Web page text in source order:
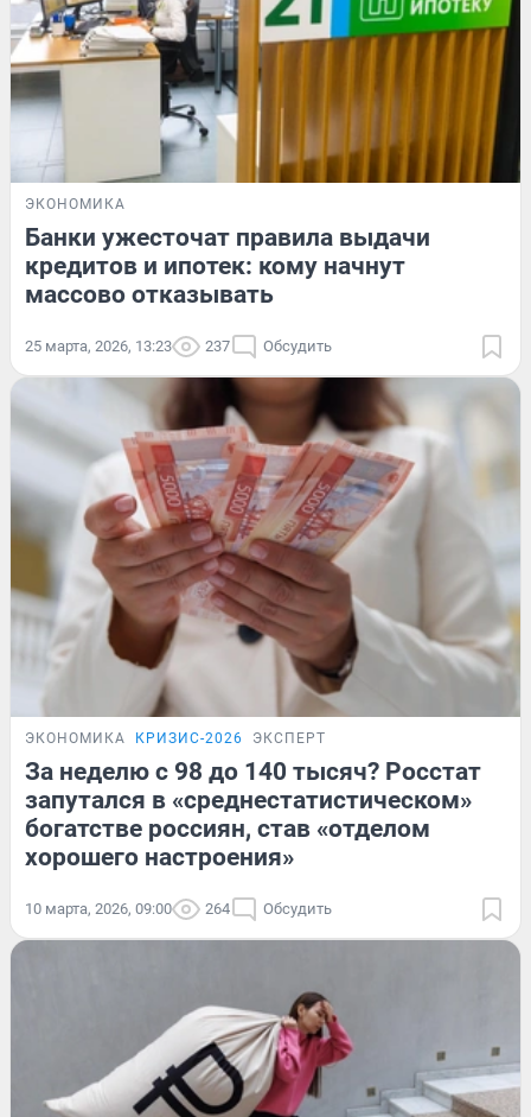
ЭКОНОМИКА
Банки ужесточат правила выдачи
кредитов и ипотек: кому начнут
массово отказывать
25 марта, 2026, 13:23 237 Обсудить
ЭКОНОМИКА КРИЗИС-2026 ЭКСПЕРТ
За неделю с 98 до 140 тысяч? Росстат
запутался в «среднестатистическом»
богатстве россиян, став «отделом
хорошего настроения»
10 марта, 2026, 09:00 264 Обсудить